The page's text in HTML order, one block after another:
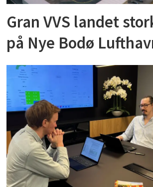
Gran VVS landet
på Nye Bodø